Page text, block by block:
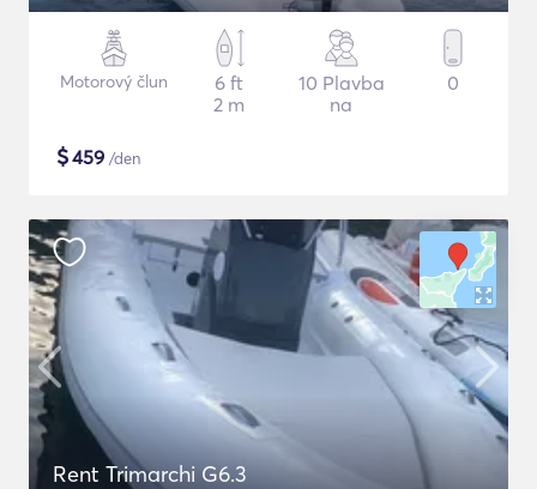
Motorový člun
6 ft
2 m
10 Plavba
na
0
$459 /den
Rent Trimarchi G6.3